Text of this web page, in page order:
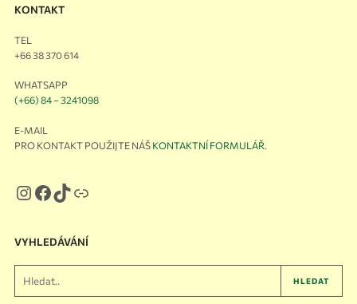
KONTAKT
TEL
+66 38 370 614
WHATSAPP
(+66) 84 – 3241098
E-MAIL
PRO KONTAKT POUŽIJTE NÁŠ KONTAKTNÍ FORMULÁŘ
VYHLEDÁVÁNÍ
HLEDAT